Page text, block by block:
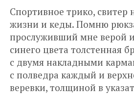
Спортивное трико, свитер
жизни и кеды. Помню
прослуживший мне верой
синего цвета толстенная
с двумя накладными
с полведра каждый и
веревки, толщиной в